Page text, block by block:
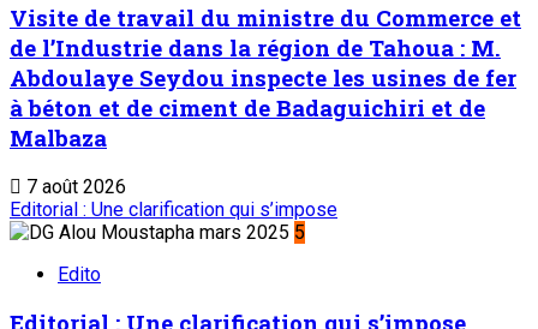
Visite de travail du ministre du Commerce et
de l’Industrie dans la région de Tahoua : M.
Abdoulaye Seydou inspecte les usines de fer
à béton et de ciment de Badaguichiri et de
Malbaza
7 août 2026
Editorial : Une clarification qui s’impose
5
Edito
Editorial : Une clarification qui s’impose